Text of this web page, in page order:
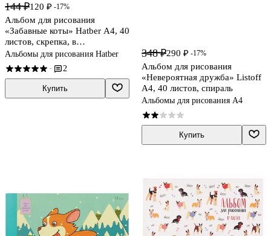
144 ₽120 ₽ -17%
Альбом для рисования
«Забавные коты» Hatber А4, 40
листов, скрепка, в
ассортименте
Альбомы для рисования Hatber
· 2
Купить
348 ₽290 ₽ -17%
Альбом для рисования
«Невероятная дружба» Listoff
А4, 40 листов, спираль
Альбомы для рисования А4
Купить